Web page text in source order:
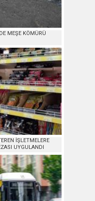
MEŞE KÖMÜRÜ
İŞLETMELERE
UYGULANDI